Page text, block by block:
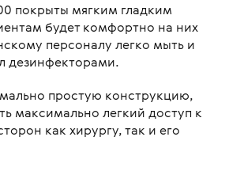
покрыты мягким гладким
будет комфортно на них
персоналу легко мыть и
дезинфекторами.
простую конструкцию,
максимально легкий доступ к
как хирургу, так и его